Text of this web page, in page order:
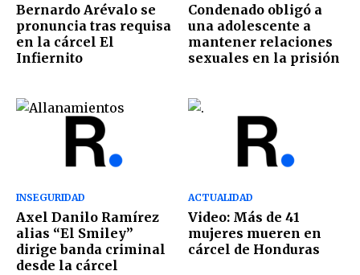
Bernardo Arévalo se
pronuncia tras requisa
en la cárcel El
Infiernito
Condenado obligó a
una adolescente a
mantener relaciones
sexuales en la prisión
INSEGURIDAD
Axel Danilo Ramírez
alias “El Smiley”
dirige banda criminal
desde la cárcel
ACTUALIDAD
Video: Más de 41
mujeres mueren en
cárcel de Honduras